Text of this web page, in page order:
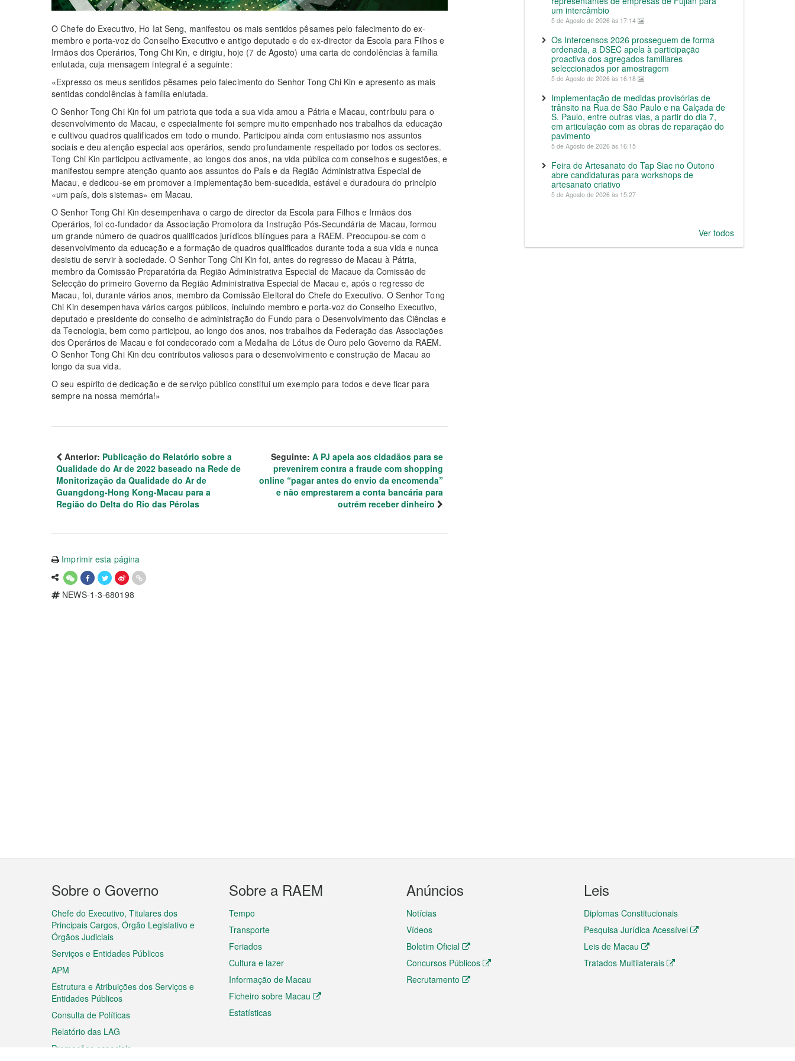
O Chefe do Executivo, Ho Iat Seng, manifestou os mais sentidos pêsames pelo falecimento do ex-
membro e porta-voz do Conselho Executivo e antigo deputado e do ex-director da Escola para Filhos e
Irmãos dos Operários, Tong Chi Kin, e dirigiu, hoje (7 de Agosto) uma carta de condolências à família
enlutada, cuja mensagem integral é a seguinte:
«Expresso os meus sentidos pêsames pelo falecimento do Senhor Tong Chi Kin e apresento as mais
sentidas condolências à família enlutada.
O Senhor Tong Chi Kin foi um patriota que toda a sua vida amou a Pátria e Macau, contribuiu para o
desenvolvimento de Macau, e especialmente foi sempre muito empenhado nos trabalhos da educação
e cultivou quadros qualificados em todo o mundo. Participou ainda com entusiasmo nos assuntos
sociais e deu atenção especial aos operários, sendo profundamente respeitado por todos os sectores.
Tong Chi Kin participou activamente, ao longos dos anos, na vida pública com conselhos e sugestões, e
manifestou sempre atenção quanto aos assuntos do País e da Região Administrativa Especial de
Macau, e dedicou-se em promover a implementação bem-sucedida, estável e duradoura do princípio
«um país, dois sistemas» em Macau.
O Senhor Tong Chi Kin desempenhava o cargo de director da Escola para Filhos e Irmãos dos
Operários, foi co-fundador da Associação Promotora da Instrução Pós-Secundária de Macau, formou
um grande número de quadros qualificados jurídicos bilíngues para a RAEM. Preocupou-se com o
desenvolvimento da educação e a formação de quadros qualificados durante toda a sua vida e nunca
desistiu de servir à sociedade. O Senhor Tong Chi Kin foi, antes do regresso de Macau à Pátria,
membro da Comissão Preparatória da Região Administrativa Especial de Macaue da Comissão de
Selecção do primeiro Governo da Região Administrativa Especial de Macau e, após o regresso de
Macau, foi, durante vários anos, membro da Comissão Eleitoral do Chefe do Executivo. O Senhor Tong
Chi Kin desempenhava vários cargos públicos, incluindo membro e porta-voz do Conselho Executivo,
deputado e presidente do conselho de administração do Fundo para o Desenvolvimento das Ciências e
da Tecnologia, bem como participou, ao longo dos anos, nos trabalhos da Federação das Associações
dos Operários de Macau e foi condecorado com a Medalha de Lótus de Ouro pelo Governo da RAEM.
O Senhor Tong Chi Kin deu contributos valiosos para o desenvolvimento e construção de Macau ao
longo da sua vida.
O seu espírito de dedicação e de serviço público constitui um exemplo para todos e deve ficar para
sempre na nossa memória!»
Anterior: Publicação do Relatório sobre a
Qualidade do Ar de 2022 baseado na Rede de
Monitorização da Qualidade do Ar de
Guangdong-Hong Kong-Macau para a
Região do Delta do Rio das Pérolas
Seguinte: A PJ apela aos cidadãos para se
prevenirem contra a fraude com shopping
online “pagar antes do envio da encomenda”
e não emprestarem a conta bancária para
outrém receber dinheiro
Imprimir esta página
NEWS-1-3-680198
um intercâmbio
5 de Agosto de 2026 às 17:14
Os Intercensos 2026 prosseguem de forma
ordenada, a DSEC apela à participação
proactiva dos agregados familiares
seleccionados por amostragem
5 de Agosto de 2026 às 16:18
Implementação de medidas provisórias de
trânsito na Rua de São Paulo e na Calçada de
S. Paulo, entre outras vias, a partir do dia 7,
em articulação com as obras de reparação do
pavimento
5 de Agosto de 2026 às 16:15
Feira de Artesanato do Tap Siac no Outono
abre candidaturas para workshops de
artesanato criativo
5 de Agosto de 2026 às 15:27
Ver todos
Menu
do
rodapé
Sobre o Governo
Chefe do Executivo, Titulares dos
Principais Cargos, Órgão Legislativo e
Órgãos Judiciais
Serviços e Entidades Públicos
APM
Estrutura e Atribuições dos Serviços e
Entidades Públicos
Consulta de Políticas
Relatório das LAG
Promoções especiais
Sobre a RAEM
Tempo
Transporte
Feriados
Cultura e lazer
Informação de Macau
Ficheiro sobre Macau
Estatísticas
Anúncios
Notícias
Vídeos
Boletim Oficial
Concursos Públicos
Recrutamento
Leis
Diplomas Constitucionais
Pesquisa Jurídica Acessível
Leis de Macau
Tratados Multilaterais